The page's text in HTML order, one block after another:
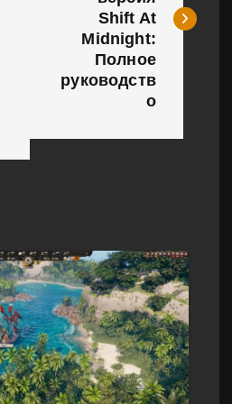
Shift At
Midnight:
Полное
руководств
о